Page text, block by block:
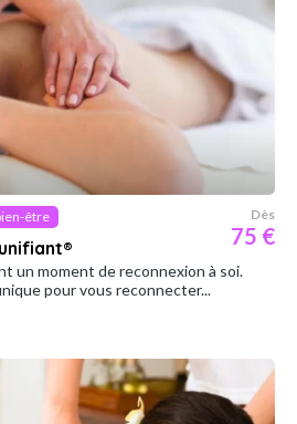
être Dès
75 €
un moment de reconnexion à soi.
pour vous reconnecter...